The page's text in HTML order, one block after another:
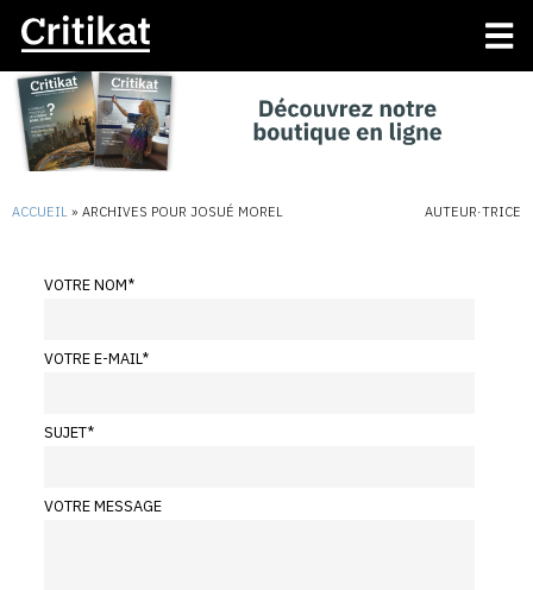
ACCUEIL » ARCHIVES POUR JOSUÉ MOREL AUTEUR·TRICE
VOTRE NOM*
VOTRE E-MAIL*
SUJET*
VOTRE MESSAGE